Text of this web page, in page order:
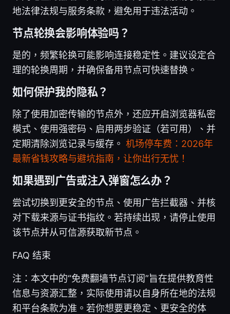
地法律法规与服务条款，避免用于违法活动。
节点轮换会影响体验吗？
是的，频繁轮换可能影响连接稳定性。建议设定合
理的轮换周期，并确保备用节点可快速替换。
如何保护我的隐私？
除了使用加密传输的节点外，还应开启浏览器私密
模式、使用强密码、启用两步验证（若可用）、并
定期清除浏览记录与缓存。 机场停车费：2026年
最新省钱攻略与避坑指南，让你出行无忧！
如果遇到广告或注入弹窗怎么办？
尝试切换到更安全的节点、使用广告拦截器、并核
对下载来源与证书指纹。若持续出现，请停止使用
该节点并从可信源获取新节点。
FAQ 结束
注：本文中的“免费翻墙节点订阅”旨在提供教育性
信息与资源汇整，实际使用请以自身所在地的法规
和平台条款为准。若你想要更稳定、更安全的体